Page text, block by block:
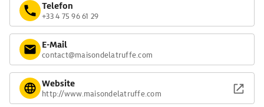
Telefon
+33 4 75 96 61 29
E-Mail
contact@maisondelatruffe.com
Website
http://www.maisondelatruffe.com